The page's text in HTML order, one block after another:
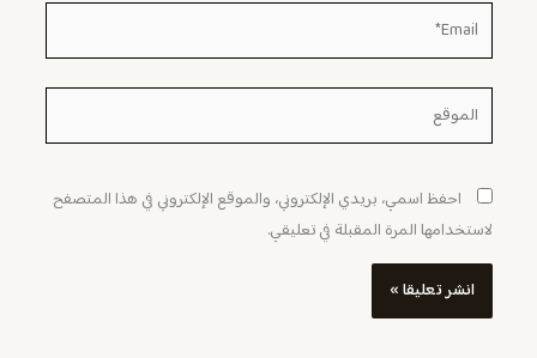
Email*
الموقع
احفظ اسمي، بريدي الإلكتروني، والموقع الإلكتروني في هذا المتصفح
لاستخدامها المرة المقبلة في تعليقي.